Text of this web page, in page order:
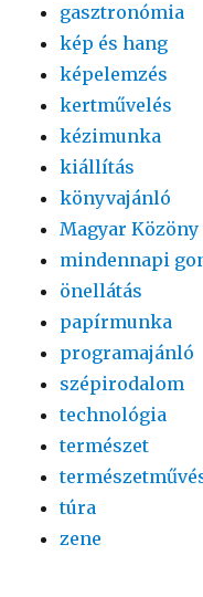
gasztronómia
kép és hang
képelemzés
kertművelés
kézimunka
kiállítás
könyvajánló
Magyar Közöny
mindennapi
önellátás
papírmunka
programajánló
szépirodalom
technológia
természet
túra
zene